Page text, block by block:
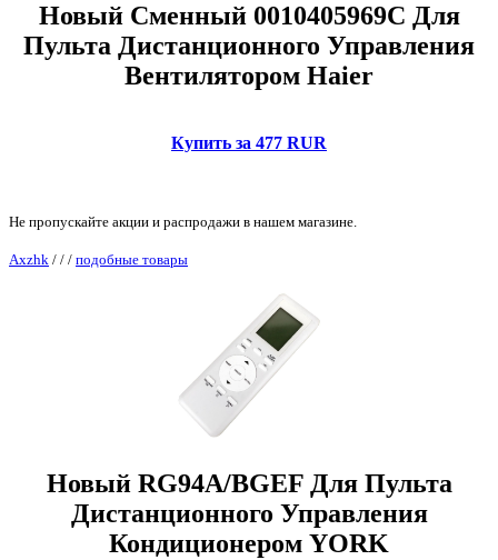
Новый Сменный 0010405969C Для
Пульта Дистанционного Управления
Вентилятором Haier
Купить за 477 RUR
Не пропускайте акции и распродажи в нашем магазине.
Axzhk / / / подобные товары
Новый RG94A/BGEF Для Пульта
Дистанционного Управления
Кондиционером YORK